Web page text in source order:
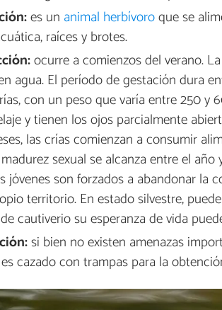
es un animal herbívoroque se
raíces y brotes.
ocurre a comienzos del verano.
agua. El período de gestación dura
con un peso que varía entre 250 y
y tienen los ojos parcialmente
las crías comienzan a consumir
sexual se alcanza entre el
jóvenes son forzados a abandonar la
territorio. En estado silvestre,
cautiverio su esperanza de vida
si bien no existen amenazas
cazado con trampas para la